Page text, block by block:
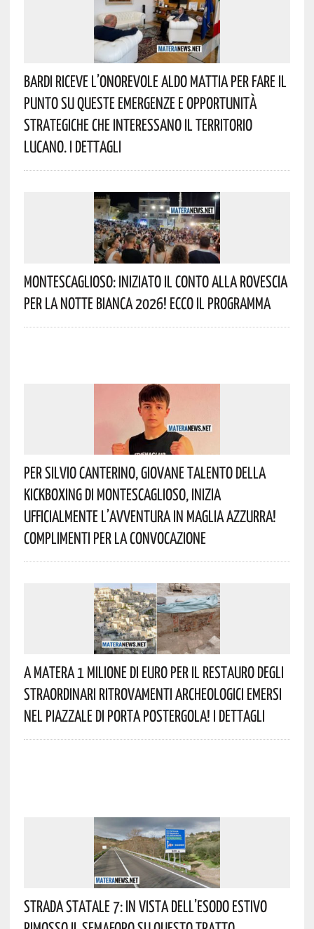
Bardi Riceve L’onorevole Aldo Mattia Per Fare Il
Punto Su Queste Emergenze E Opportunità
Strategiche Che Interessano Il Territorio
Lucano. I Dettagli
Montescaglioso: Iniziato Il Conto Alla Rovescia
Per La Notte Bianca 2026! Ecco Il Programma
Per Silvio Canterino, Giovane Talento Della
Kickboxing Di Montescaglioso, Inizia
Ufficialmente L’avventura In Maglia Azzurra!
Complimenti Per La Convocazione
A Matera 1 Milione Di Euro Per Il Restauro Degli
Straordinari Ritrovamenti Archeologici Emersi
Nel Piazzale Di Porta Postergola! I Dettagli
Strada Statale 7: In Vista Dell’esodo Estivo